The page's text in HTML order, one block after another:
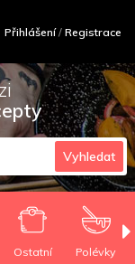
Přihlášení/ Registrace
Vyhledat
Ostatní Polévky